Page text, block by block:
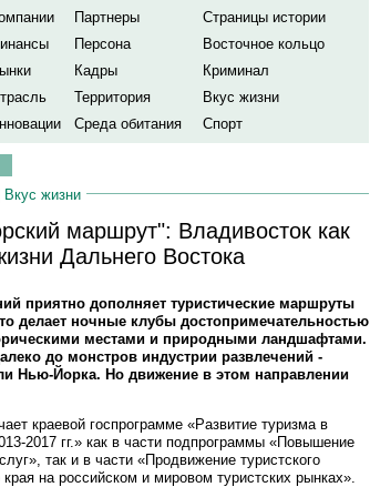
Партнеры
Страницы истории
Персона
Восточное кольцо
Кадры
Криминал
Территория
Вкус жизни
Среда обитания Спорт
Вкус жизни
маршрут": Владивосток как
Дальнего Востока
приятно дополняет туристические маршруты
делает ночные клубы достопримечательностью
местами и природными ландшафтами.
до монстров индустрии развлечений -
Нью-Йорка. Но движение в этом направлении
краевой госпрограмме «Развитие туризма в
2017 гг.» как в части подпрограммы «Повышение
так и в части «Продвижение туристского
на российском и мировом туристских рынках».